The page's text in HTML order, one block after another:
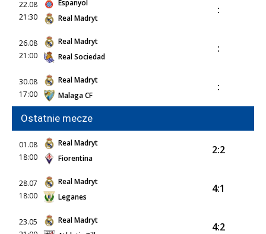
22.08
21:30
Espanyol
Real Madryt
:
26.08
21:00
Real Madryt
Real Sociedad
:
30.08
17:00
Real Madryt
Malaga CF
:
Ostatnie mecze
01.08
18:00
Real Madryt
Fiorentina
2:2
28.07
18:00
Real Madryt
Leganes
4:1
23.05
Real Madryt
4:2